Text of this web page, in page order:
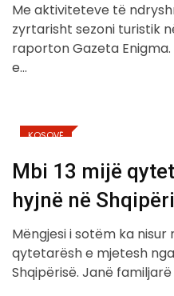
Me aktiviteteve të
zyrtarisht sezoni turistik
raporton Gazeta
e…
KOSOVË
Mbi 13 mijë
hyjnë në
Mëngjesi i sotëm ka
qytetarësh e mjetesh
Shqipërisë. Janë